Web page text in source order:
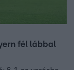
fél lábbal